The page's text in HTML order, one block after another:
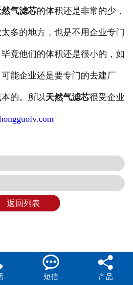
联系我们
然气滤芯的体积还是非常的少，
多的地方，也是不用企业专门
竟他们的体积还是很小的，如
能企业还是要专门的去建厂
的。所以天然气滤芯很受企业
返回列表

短信

产品